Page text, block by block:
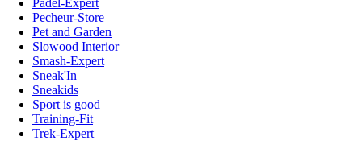
Pecheur-Store
Pet and Garden
Slowood Interior
Smash-Expert
Sneak'In
Sneakids
Sport is good
Training-Fit
Trek-Expert